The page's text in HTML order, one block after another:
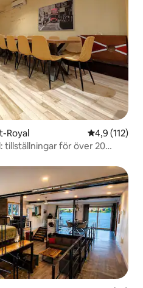
Royal 4,9 av 5 i
4,9 (112)
tillställningar för över 20